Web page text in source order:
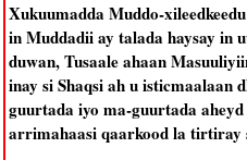
Xukuumadda Muddo-
in Muddadii ay talada haysay in
duwan, Tusaale ahaan
inay si Shaqsi ah u isticmaalaan
guurtada iyo ma-guurtada
arrimahaasi qaarkood la tirtiray